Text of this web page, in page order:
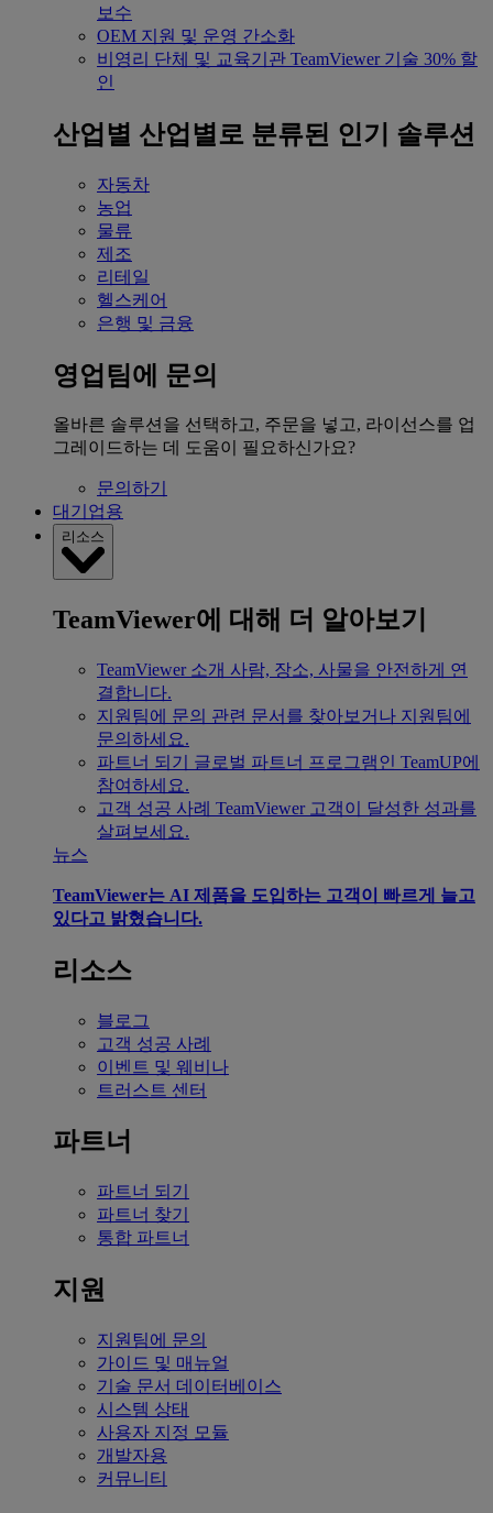
보수
OEM 지원 및 운영 간소화
비영리 단체 및 교육기관 TeamViewer 기술 30% 할
인
산업별 산업별로 분류된 인기 솔루션
자동차
농업
물류
제조
리테일
헬스케어
은행 및 금융
영업팀에 문의
올바른 솔루션을 선택하고, 주문을 넣고, 라이선스를 업
그레이드하는 데 도움이 필요하신가요?
문의하기
대기업용
리소스
TeamViewer에 대해 더 알아보기
TeamViewer 소개 사람, 장소, 사물을 안전하게 연
결합니다.
지원팀에 문의 관련 문서를 찾아보거나 지원팀에
문의하세요.
파트너 되기
글로벌 파트너 프로그램인 TeamUP에
참여하세요.
고객 성공 사례 TeamViewer 고객이 달성한 성과를
살펴보세요.
뉴스
TeamViewer는 AI 제품을 도입하는 고객이 빠르게 늘고
있다고 밝혔습니다.
리소스
블로그
고객 성공 사례
이벤트 및 웨비나
트러스트 센터
파트너
파트너 되기
파트너 찾기
통합 파트너
지원
지원팀에 문의
가이드 및 매뉴얼
기술 문서 데이터베이스
시스템 상태
사용자 지정 모듈
개발자용
커뮤니티